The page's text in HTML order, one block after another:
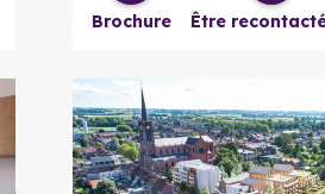
Brochure Être